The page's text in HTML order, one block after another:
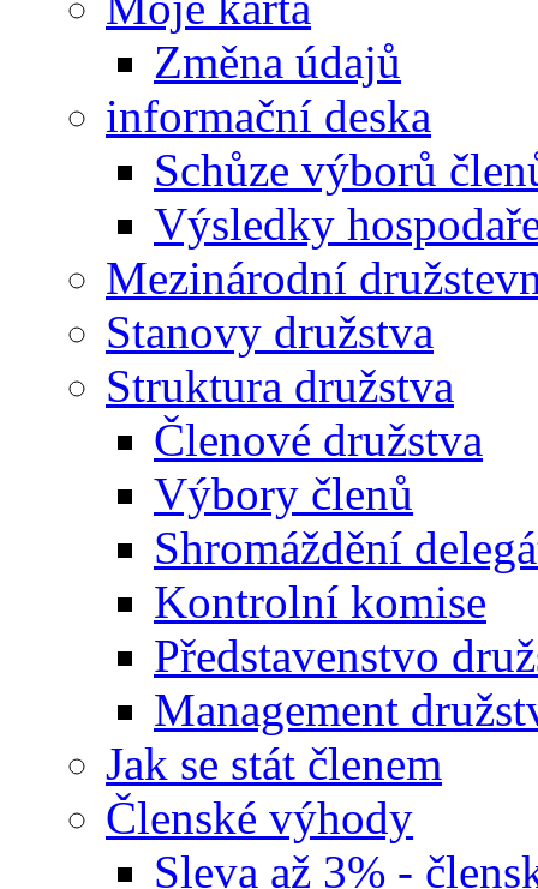
Změna údajů
informační deska
Schůze výborů
Výsledky
Mezinárodní
Stanovy družstva
Struktura družstva
Členové družstva
Výbory členů
Shromáždění
Kontrolní komise
Představenstvo
Management
Jak se stát členem
Členské výhody
Sleva až 3% -